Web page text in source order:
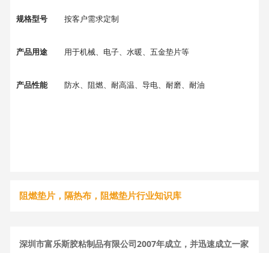
规格型号 按客户需求定制
产品用途 用于机械、电子、水暖、五金垫片等
产品性能 防水、阻燃、耐高温、导电、耐磨、耐油
阻燃垫片，隔热布，阻燃垫片行业知识库
深圳市富乐斯胶粘制品有限公司2007年成立，并迅速成立一家